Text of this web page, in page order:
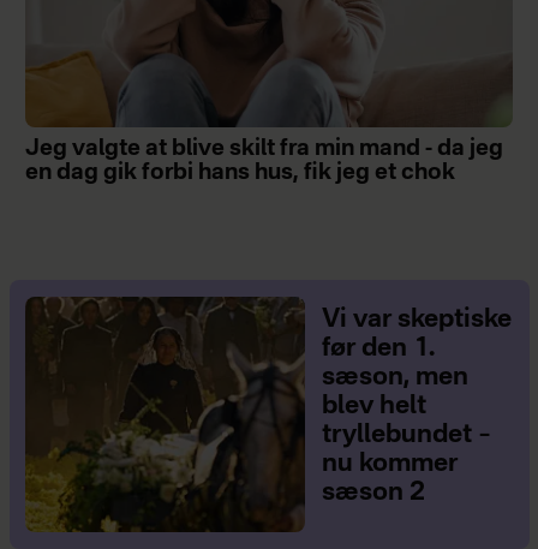
Jeg valgte at blive skilt fra min mand - da jeg
en dag gik forbi hans hus, fik jeg et chok
Vi var skeptiske
før den 1.
sæson, men
blev helt
tryllebundet –
nu kommer
sæson 2